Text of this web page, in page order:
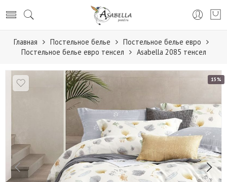
Главная Постельное белье
Постельное белье евро
Постельное белье евро тенсел
Аsabella 2085 тенсел
15%